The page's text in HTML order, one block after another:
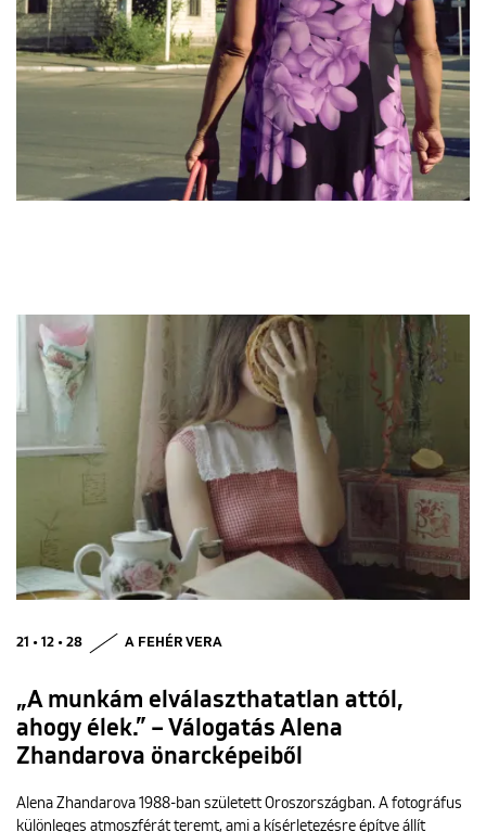
21 • 12 • 28 A FEHÉR VERA
„A munkám elválaszthatatlan attól,
ahogy élek.” – Válogatás Alena
Zhandarova önarcképeiből
Alena Zhandarova 1988-ban született Oroszországban. A fotográfus
különleges atmoszférát teremt, ami a kísérletezésre építve állít